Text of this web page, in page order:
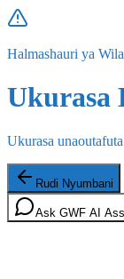
Halmashauri ya
Ukurasa
Ukurasa
Rudi Nyumbani
Ask GWF AI